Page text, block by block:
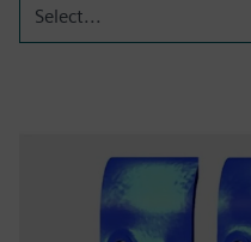
Select...